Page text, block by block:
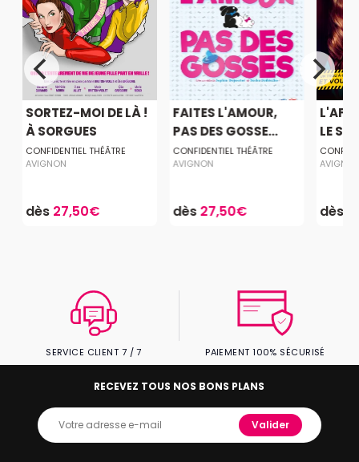
SORTEZ-MOI DE LÀ !
À SORGUES
CONFIDENTIEL THÉÂTRE
AVIGNON
dès 27,50€
FAITES L'AMOUR,
PAS DES GOSSE...
CONFIDENTIEL THÉÂTRE
AVIGNON
dès27,50€
LE
dès
SERVICE CLIENT 7 / 7 PAIEMENT 100% SÉCURISÉ
RECEVEZ TOUS NOS BONS PLANS
Valider